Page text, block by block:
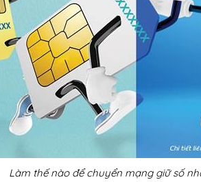
Làm thế nào để chuyển mạng giữ số